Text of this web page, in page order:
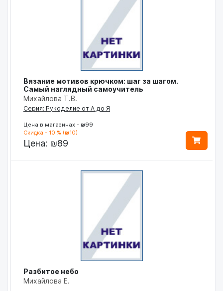
Вязание мотивов крючком: шаг за шагом.
Самый наглядный самоучитель
Михайлова Т.В.
Серия: Рукоделие от А до Я
Цена в магазинах - ₪99
Скидка - 10 % (₪10)
Цена: ₪89
Разбитое небо
Михайлова Е.